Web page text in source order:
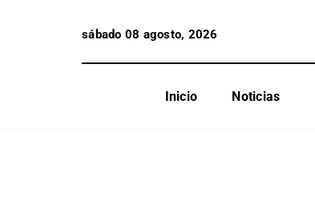
sábado 08 agosto, 2026
Inicio Noticias